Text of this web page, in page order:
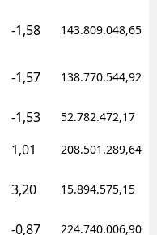
Nevşehir
Niğde
Ordu
Rize
-1,58 143.809.048,65
-1,57 138.770.544,92
-1,53 52.782.472,17
1,01 208.501.289,64
3,20 15.894.575,15
-0,87 224.740.006,90